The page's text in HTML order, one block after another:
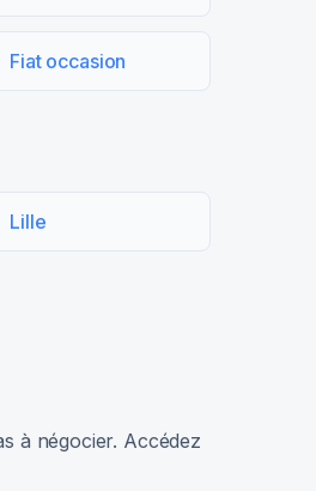
Fiat occasion
Lille
à négocier. Accédez